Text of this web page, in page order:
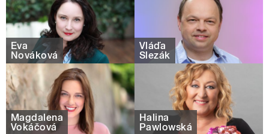
Eva
Nováková
Vláďa
Slezák
Magdalena
Vokáčová
Halina
Pawlowská